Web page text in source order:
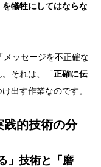
犠牲にしてはならな
メッセージを不正確な
それは、「正確に伝
け出す作業なのです。
践的技術の分
」技術と「磨